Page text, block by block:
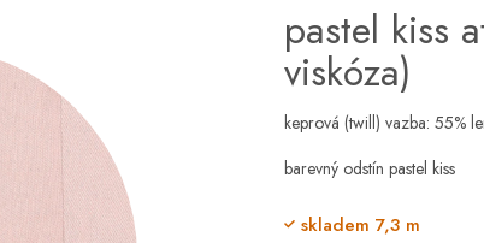
skladem 7,3 m
keprová (twill) vazba: 55%
barevný odstín pastel kiss
pastel kiss
viskóza)